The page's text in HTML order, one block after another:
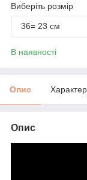
Виберіть розмір
36= 23 см
В наявності
Опис
Опис